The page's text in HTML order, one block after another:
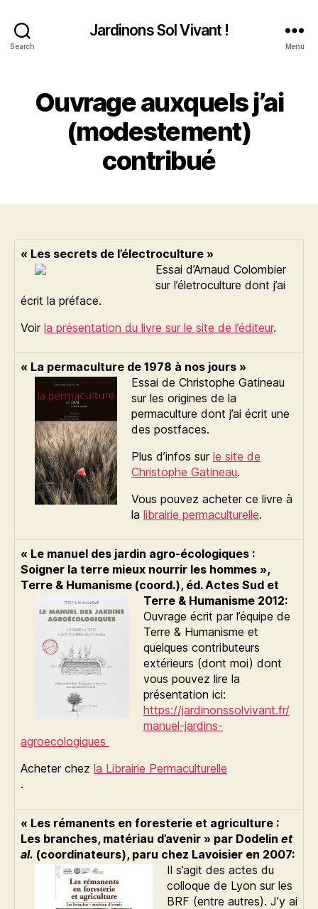
Search
Jardinons Sol Vivant !
Menu
Ouvrage auxquels j’ai
(modestement)
contribué
« Les secrets de l’électroculture »
Essai d’Arnaud Colombier
sur l’életroculture dont j’ai
écrit la préface.
Voir la présentation du livre sur le site de l’éditeur.
« La permaculture de 1978 à nos jours »
Essai de Christophe Gatineau
sur les origines de la
permaculture dont j’ai écrit une
des postfaces.
Plus d’infos sur le site de
Christophe Gatineau.
Vous pouvez acheter ce livre à
la librairie permaculturelle.
« Le manuel des jardin agro-écologiques :
Soigner la terre mieux nourrir les hommes »,
Terre & Humanisme (coord.), éd. Actes Sud et
Terre & Humanisme 2012:
Ouvrage écrit par l’équipe de
Terre & Humanisme et
quelques contributeurs
extérieurs (dont moi) dont
vous pouvez lire la
présentation ici:
https://jardinonssolvivant.fr/
manuel-jardins-
agroecologiques
Acheter chez la Librairie Permaculturelle
.
« Les rémanents en foresterie et agriculture :
Les branches, matériau d’avenir » par Dodelin et
al. (coordinateurs), paru chez Lavoisier en 2007:
Il s’agit des actes du
colloque de Lyon sur les
BRF (entre autres). J’y ai